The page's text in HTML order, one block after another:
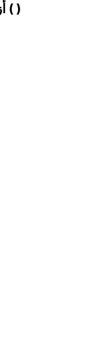
أشهر الليو الجديد الروماني (RON) أزواج ( )